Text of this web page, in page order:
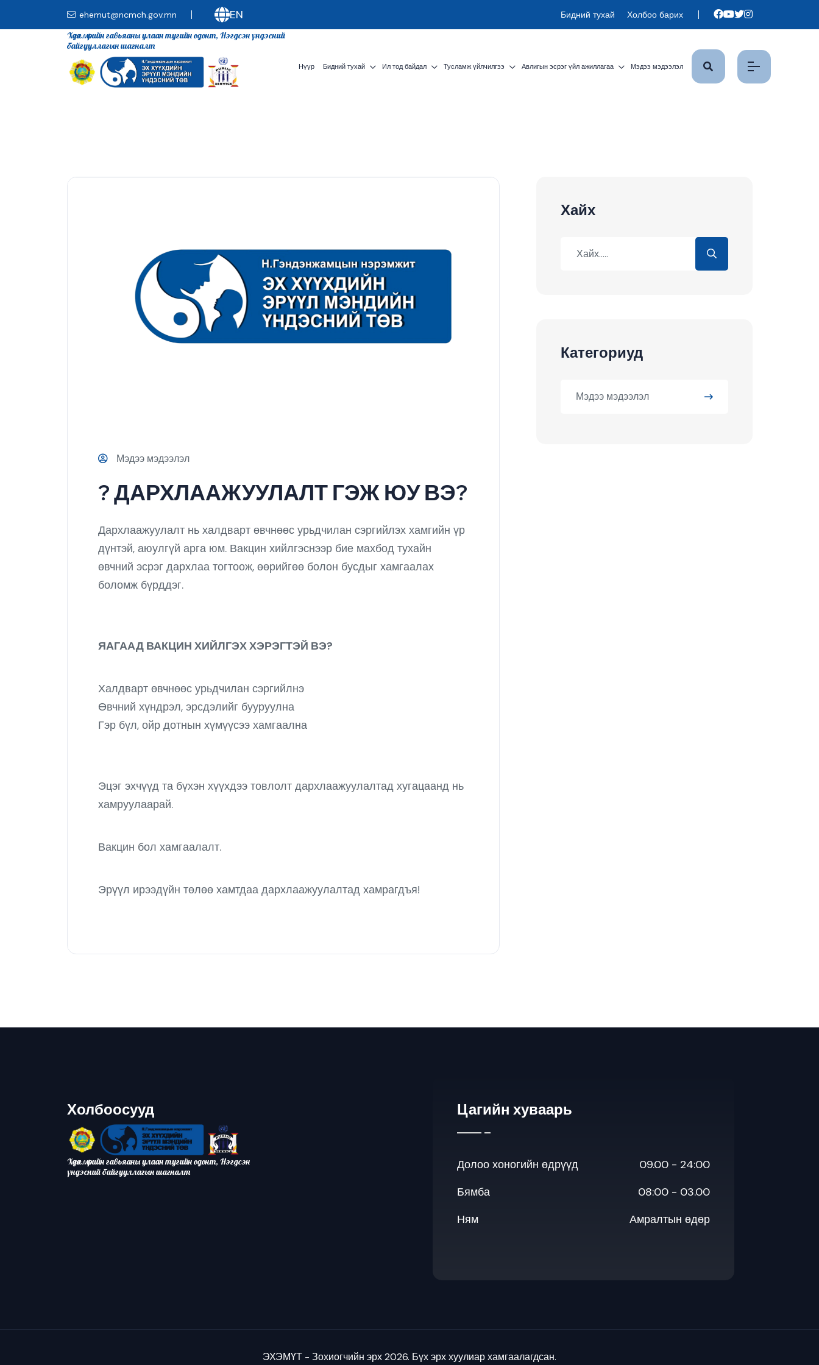
ehemut@ncmch.gov.mn EN Бидний тухай
Холбоо барих
Хөдөлмөрийн гавьяаны улаан тугийн одонт, Нэгдсэн үндэсний
байгууллагын шагналт
Нүүр Бидний тухай Ил тод байдал Тусламж үйлчилгээ Авлигын эсрэг үйл ажиллагаа Мэдээ мэдээлэл
Мэдээ мэдээлэл
? ДАРХЛААЖУУЛАЛТ ГЭЖ ЮУ ВЭ?
Дархлаажуулалт нь халдварт өвчнөөс урьдчилан сэргийлэх хамгийн үр
дүнтэй, аюулгүй арга юм. Вакцин хийлгэснээр бие махбод тухайн
өвчний эсрэг дархлаа тогтоож, өөрийгөө болон бусдыг хамгаалах
боломж бүрддэг.
ЯАГААД ВАКЦИН ХИЙЛГЭХ ХЭРЭГТЭЙ ВЭ?
Халдварт өвчнөөс урьдчилан сэргийлнэ
Өвчний хүндрэл, эрсдэлийг бууруулна
Гэр бүл, ойр дотнын хүмүүсээ хамгаална
Эцэг эхчүүд та бүхэн хүүхдээ товлолт дархлаажуулалтад хугацаанд нь
хамруулаарай.
Вакцин бол хамгаалалт.
Эрүүл ирээдүйн төлөө хамтдаа дархлаажуулалтад хамрагдъя!
Хайх
Категориуд
Мэдээ мэдээлэл
Холбоосууд
Хөдөлмөрийн гавьяаны улаан тугийн одонт, Нэгдсэн
үндэсний байгууллагын шагналт
Цагийн хуваарь
Долоо хоногийн өдрүүд
09.00 - 24:00
Бямба
08:00 - 03.00
Ням
Амралтын өдөр
ЭХЭМҮТ - Зохиогчийн эрх 2026. Бүх эрх хуулиар хамгаалагдсан.